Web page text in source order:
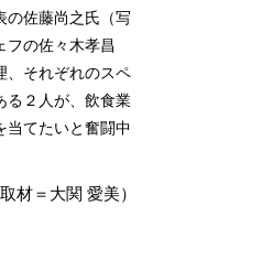
の佐藤尚之氏（写
フの佐々木孝昌
、それぞれのスペ
る２人が、飲食業
当てたいと奮闘中
取材＝大関 愛美）